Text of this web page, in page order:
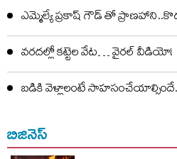
ఎమ్మెల్యే ప్రకాష్ గౌడ్ తో
వరదల్లో కట్టెల వేట… వైరల్ వీడియో!
బడికి వెళ్లాలంటే
బిజినెస్